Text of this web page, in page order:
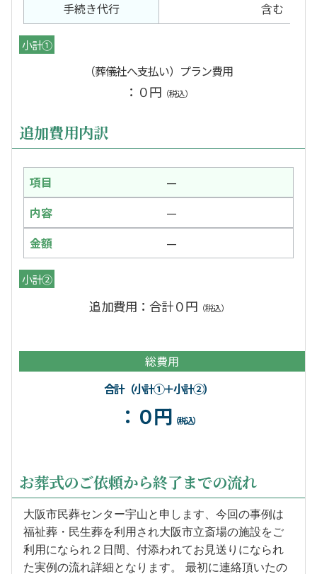
手続き代行
含む
小計①
（葬儀社へ支払い）プラン費用
：０円 （税込）
追加費用内訳
—
—
—
小計②
追加費用：合計０円 （税込）
総費用
合計（小計①＋小計②）
：０円 （税込）
お葬式のご依頼から終了までの流れ
大阪市民葬センター宇山と申します、今回の事例は
福祉葬・民生葬を利用され大阪市立斎場の施設をご
利用になられ２日間、付添われてお見送りになられ
た実例の流れ詳細となります。 最初に連絡頂いたの